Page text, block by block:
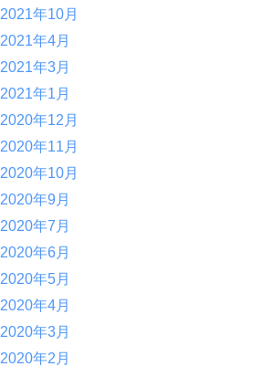
2021年10月
2021年4月
2021年3月
2021年1月
2020年12月
2020年11月
2020年10月
2020年9月
2020年7月
2020年6月
2020年5月
2020年4月
2020年3月
2020年2月